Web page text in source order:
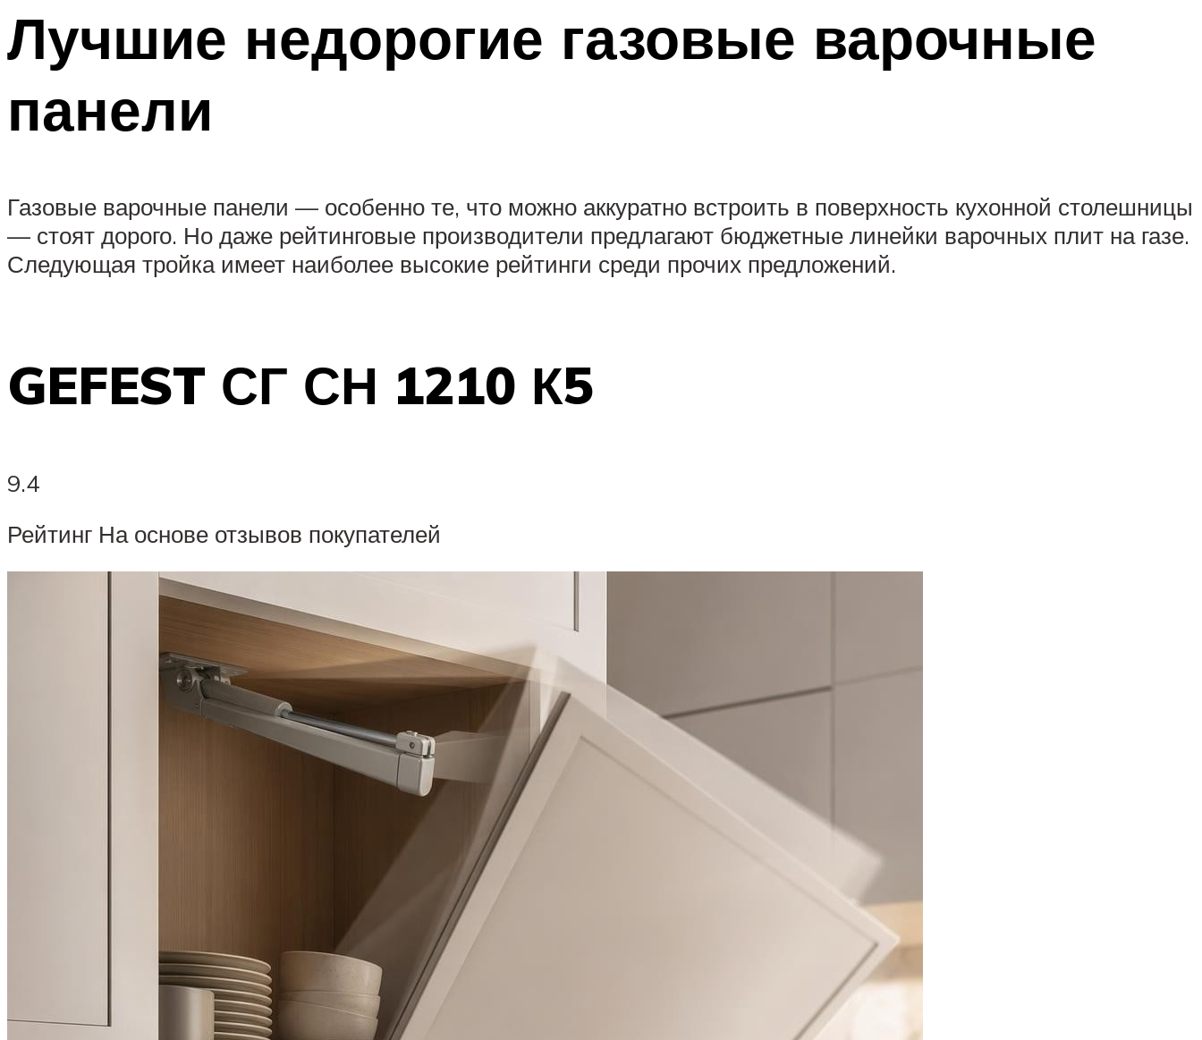
Лучшие недорогие газовые варочные
панели
Газовые варочные панели — особенно те, что можно аккуратно встроить в поверхность кухонной столешницы
— стоят дорого. Но даже рейтинговые производители предлагают бюджетные линейки варочных плит на газе.
Следующая тройка имеет наиболее высокие рейтинги среди прочих предложений.
GEFEST СГ СН 1210 К5
9.4
Рейтинг На основе отзывов покупателей